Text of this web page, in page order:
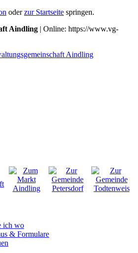
oderzur Startseite springen.
Aindling | Online: https://www.vg-
ich wo
& Formulare